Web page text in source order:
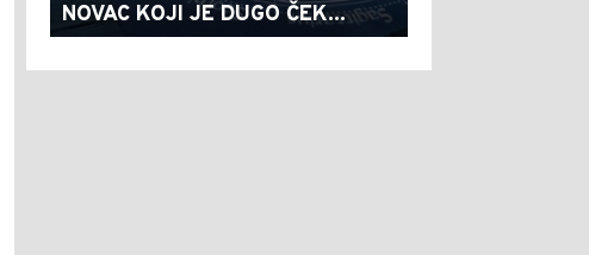
NOVAC KOJI JE DUGO ČEK...